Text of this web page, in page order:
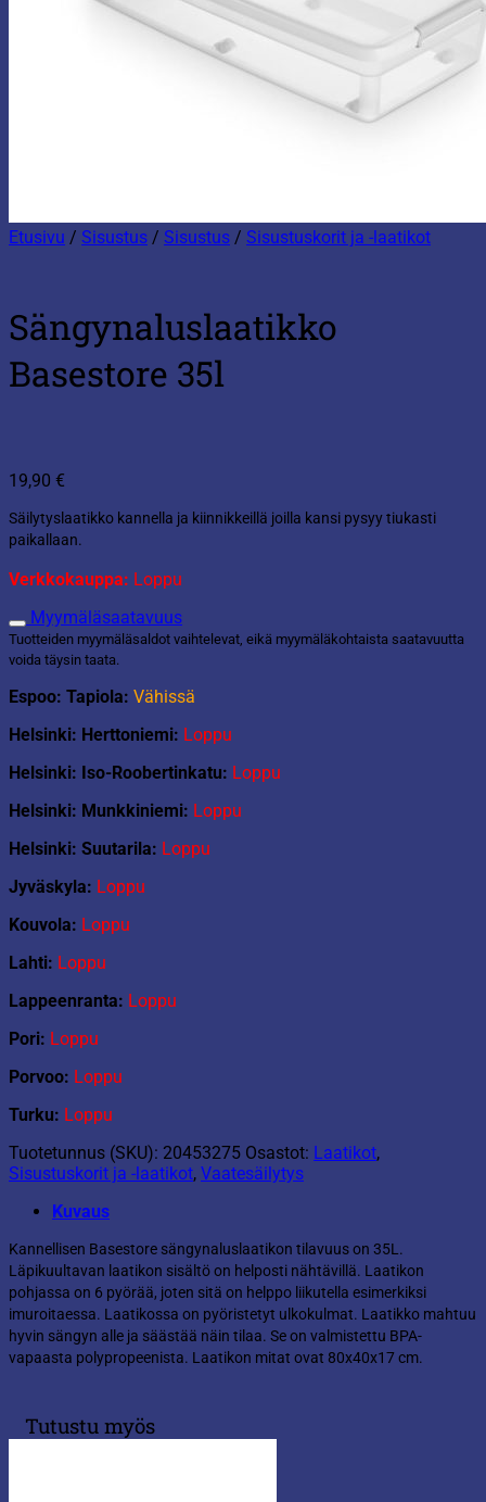
Etusivu / Sisustus / Sisustus / Sisustuskorit ja -laatikot
Sängynaluslaatikko
Basestore 35l
19,90 €
Säilytyslaatikko kannella ja kiinnikkeillä joilla kansi pysyy tiukasti
paikallaan.
Verkkokauppa: Loppu
Myymäläsaatavuus
Tuotteiden myymäläsaldot vaihtelevat, eikä myymäläkohtaista saatavuutta
voida täysin taata.
Espoo: Tapiola: Vähissä
Helsinki: Herttoniemi: Loppu
Helsinki: Iso-Roobertinkatu: Loppu
Helsinki: Munkkiniemi: Loppu
Helsinki: Suutarila: Loppu
Jyväskyla: Loppu
Kouvola: Loppu
Lahti: Loppu
Lappeenranta: Loppu
Pori: Loppu
Porvoo: Loppu
Turku: Loppu
Tuotetunnus (SKU): 20453275 Osastot: Laatikot,
Sisustuskorit ja -laatikot, Vaatesäilytys
Kuvaus
Kannellisen Basestore sängynaluslaatikon tilavuus on 35L.
Läpikuultavan laatikon sisältö on helposti nähtävillä. Laatikon
pohjassa on 6 pyörää, joten sitä on helppo liikutella esimerkiksi
imuroitaessa. Laatikossa on pyöristetyt ulkokulmat. Laatikko mahtuu
hyvin sängyn alle ja säästää näin tilaa. Se on valmistettu BPA-
vapaasta polypropeenista. Laatikon mitat ovat 80x40x17 cm.
Tutustu myös